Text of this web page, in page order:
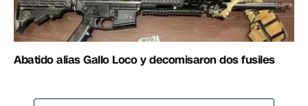
Abatido alias Gallo Loco y decomisaron dos fusiles